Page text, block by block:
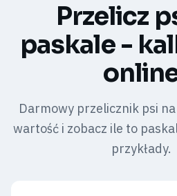
Przelicz
paskale -
Darmowy przelicznik psi
wartość i zobacz ile to
przykłady.